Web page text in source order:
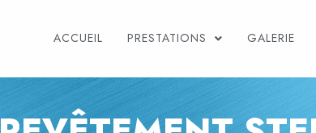
ACCUEIL PRESTATIONS GALERIE